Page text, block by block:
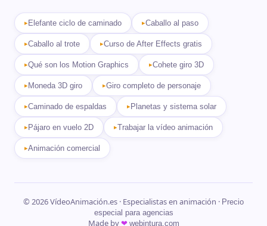
Elefante ciclo de caminado Caballo al paso
Caballo al trote Curso de After Effects gratis
Qué son los Motion Graphics Cohete giro 3D
Moneda 3D giro Giro completo de personaje
Caminado de espaldas Planetas y sistema solar
Pájaro en vuelo 2D Trabajar la vídeo animación
Animación comercial
© 2026 VídeoAnimación.es · Especialistas en animación · Precio
especial para agencias
Made by❤ webintura.com